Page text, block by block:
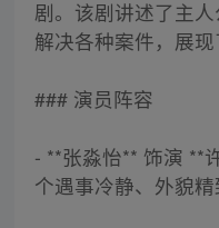
剧。该剧讲述了主
解决各种案件，展现
### 演员阵容
- **张淼怡** 饰演 **
个遇事冷静、外貌精